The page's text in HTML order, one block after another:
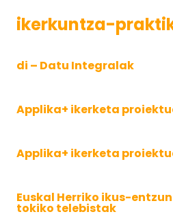
ikerkuntza-
di – Datu Integralak
Applika+ ikerketa
Applika+ ikerketa
Euskal Herriko ikus-
tokiko telebistak